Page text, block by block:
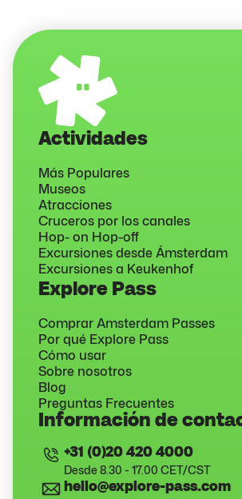
Actividades
Más Populares
Museos
Atracciones
Cruceros por los canales
Hop- on Hop-off
Excursiones desde Ámsterdam
Excursiones a Keukenhof
Explore Pass
Comprar Amsterdam Passes
Por qué Explore Pass
Cómo usar
Sobre nosotros
Blog
Preguntas Frecuentes
Información de
+31 (0)20 420 4000
Desde 8.30 - 17.00 CET/CST
hello@explore-pass.com